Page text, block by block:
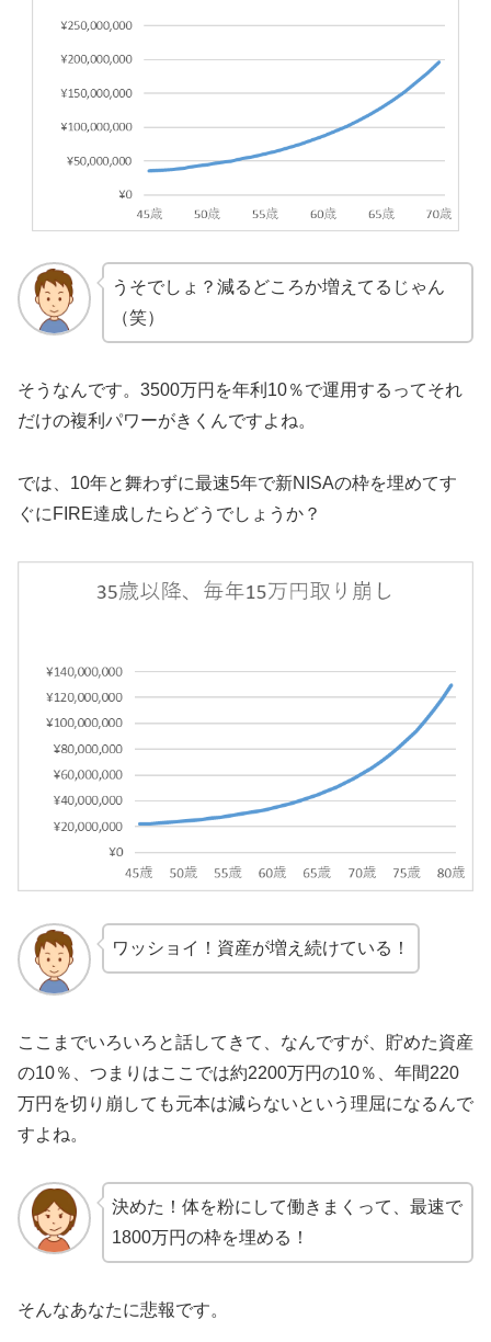
うそでしょ？減るどころか増えてるじゃん
（笑）
そうなんです。3500万円を年利10％で運用するってそれ
だけの複利パワーがきくんですよね。
では、10年と舞わずに最速5年で新NISAの枠を埋めてす
ぐにFIRE達成したらどうでしょうか？
ワッショイ！資産が増え続けている！
ここまでいろいろと話してきて、なんですが、貯めた資産
の10％、つまりはここでは約2200万円の10％、年間220
万円を切り崩しても元本は減らないという理屈になるんで
すよね。
決めた！体を粉にして働きまくって、最速で
1800万円の枠を埋める！
そんなあなたに悲報です。